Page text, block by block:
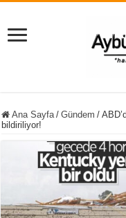
Ana Sayfa / Gündem /
bildiriliyor!